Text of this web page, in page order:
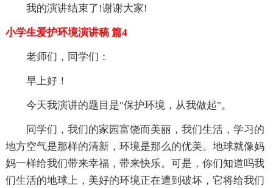
我的演讲结束了!谢谢大家!
小学生爱护环境演讲稿 篇4
老师们，同学们：
早上好！
今天我演讲的题目是"保护环境，从我做起"。
同学们，我们的家园富饶而美丽，我们生活，学习的
地方空气是那样的清新，环境是那么的优美。地球就像妈
妈一样给我们带来幸福，带来快乐。可是，你们知道吗我
们生活的地球上，美好的环境正在遭到破坏，它将给我们